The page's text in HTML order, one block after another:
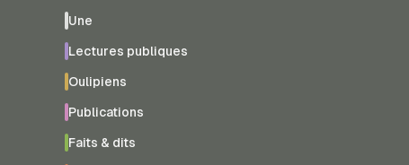
Une
Lectures publiques
Oulipiens
Publications
Faits & dits